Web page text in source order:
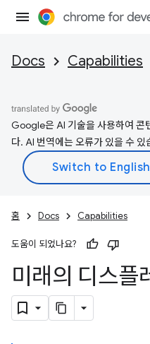
Docs Capabilities
Google은 AI 기술을 사용하여 콘
다. AI 번역에는 오류가 있을 수 있
홈 Docs Capabilities
도움이 되었나요?
미래의 디스플